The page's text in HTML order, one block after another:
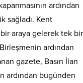
ardından
sağladı. Kent
araya gelerek tek bir
ardından
gazete, Basın İlan
ardından bugünden